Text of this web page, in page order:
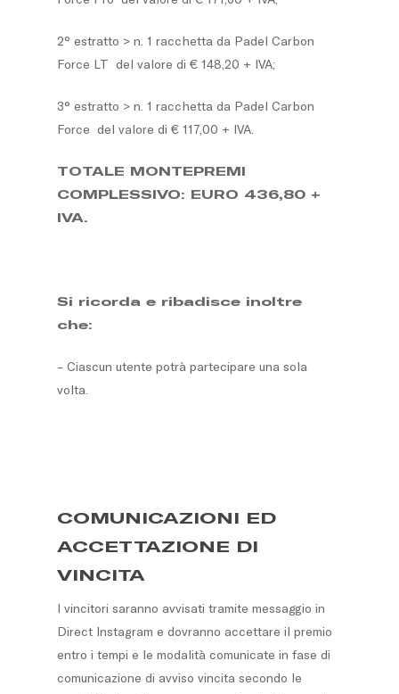
2° estratto > n. 1 racchetta da Padel Carbon
Force LT del valore di € 148,20 + IVA;
3° estratto > n. 1 racchetta da Padel Carbon
Force del valore di € 117,00 + IVA.
TOTALE MONTEPREMI
COMPLESSIVO: EURO 436,80 +
IVA.
Si ricorda e ribadisce inoltre
che:
– Ciascun utente potrà partecipare una sola
volta.
COMUNICAZIONI ED
ACCETTAZIONE DI
VINCITA
I vincitori saranno avvisati tramite messaggio in
Direct Instagram e dovranno accettare il premio
entro i tempi e le modalità comunicate in fase di
comunicazione di avviso vincita secondo le